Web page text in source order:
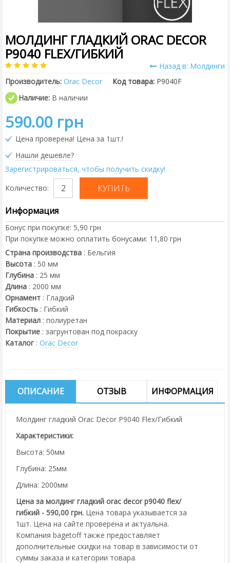
МОЛДИНГ ГЛАДКИЙ ORAC DECOR
P9040 FLEX/ГИБКИЙ
Назад в: Молдинги
Производитель: Orac Decor Код товара: P9040F
Наличие: В наличии
590.00 грн
Цена проверена! Цена за 1шт.!
Нашли дешевле?
Зарегистрироваться, чтобы получить скидку!
Количество:
Информация
Бонус при покупке: 5,90 грн
При покупке можно оплатить бонусами: 11,80 грн
Страна производства : Бельгия
Высота : 50 мм
Глубина : 25 мм
Длина : 2000 мм
Орнамент : Гладкий
Гибкость : Гибкий
Материал : полиуретан
Покрытие : загрунтован под покраску
Каталог : Orac Decor
ОПИСАНИЕ ОТЗЫВ ИНФОРМАЦИЯ
Молдинг гладкий Orac Decor P9040 Flex/Гибкий
Характеристики:
Высота: 50мм
Глубина: 25мм
Длина: 2000мм
Цена за молдинг гладкий orac decor p9040 flex/
гибкий - 590,00 грн. Цена товара указывается за
1шт. Цена на сайте проверена и актуальна.
Компания bagetoff также предоставляет
дополнительные скидки на товар в зависимости от
суммы заказа и категории товара.